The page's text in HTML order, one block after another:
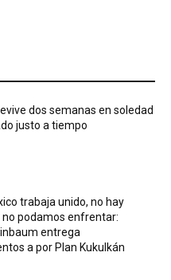
dos semanas en soledad
justo a tiempo
trabaja unido, no hay
podamos enfrentar:
entrega
a por Plan Kukulkán